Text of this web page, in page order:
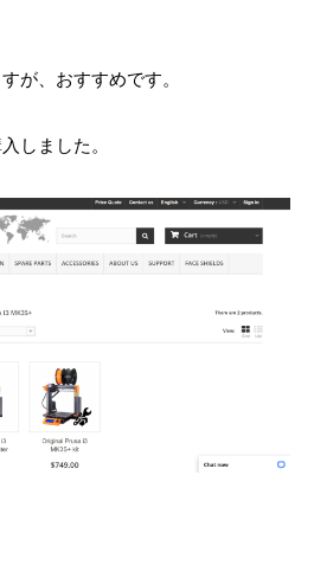
が、おすすめです。
しました。